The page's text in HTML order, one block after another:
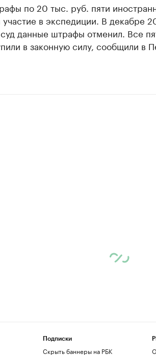
по 20 тыс. руб. пяти
в экспедиции. В декабре
данные штрафы отменил. Все
в законную силу, сообщили в
Подписки
Скрыть баннеры на РБК